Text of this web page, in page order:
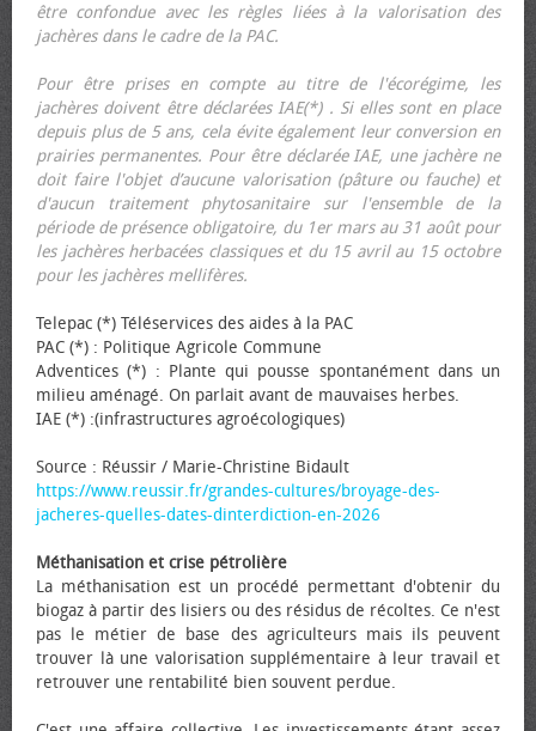
être confondue avec les règles liées à la valorisation des
jachères dans le cadre de la PAC.
Pour être prises en compte au titre de l'écorégime, les
jachères doivent être déclarées IAE(*) . Si elles sont en place
depuis plus de 5 ans, cela évite également leur conversion en
prairies permanentes. Pour être déclarée IAE, une jachère ne
doit faire l'objet d’aucune valorisation (pâture ou fauche) et
d'aucun traitement phytosanitaire sur l'ensemble de la
période de présence obligatoire, du 1er mars au 31 août pour
les jachères herbacées classiques et du 15 avril au 15 octobre
pour les jachères mellifères.
Telepac (*) Téléservices des aides à la PAC
PAC (*) : Politique Agricole Commune
Adventices (*) : Plante qui pousse spontanément dans un
milieu aménagé. On parlait avant de mauvaises herbes.
IAE (*) :(infrastructures agroécologiques)
Source : Réussir / Marie-Christine Bidault
https://www.reussir.fr/grandes-cultures/broyage-des-
jacheres-quelles-dates-dinterdiction-en-2026
Méthanisation et crise pétrolière
La méthanisation est un procédé permettant d'obtenir du
biogaz à partir des lisiers ou des résidus de récoltes. Ce n'est
pas le métier de base des agriculteurs mais ils peuvent
trouver là une valorisation supplémentaire à leur travail et
retrouver une rentabilité bien souvent perdue.